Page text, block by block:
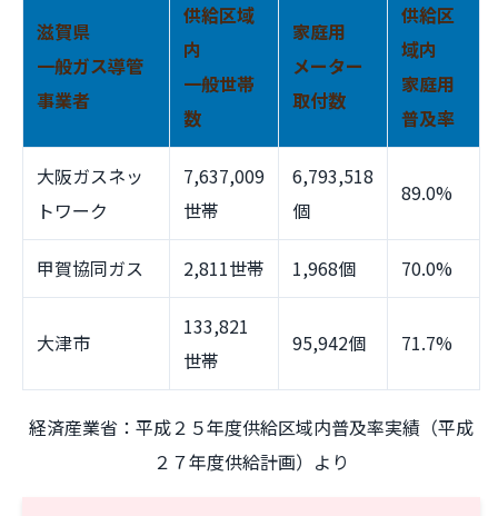
滋賀県
一般ガス導管
事業者
供給区域
内
一般世帯
数
家庭用
メーター
取付数
供給区
域内
家庭用
普及率
大阪ガスネッ
トワーク
7,637,009
世帯
6,793,518
個
89.0%
甲賀協同ガス 2,811世帯 1,968個 70.0%
大津市
133,821
世帯
95,942個 71.7%
経済産業省：平成２５年度供給区域内普及率実績（平成
２７年度供給計画）より